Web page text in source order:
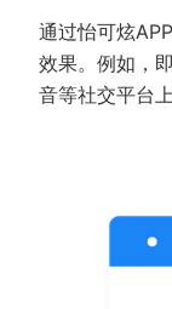
通过怡可炫
效果。例如，
音等社交平台